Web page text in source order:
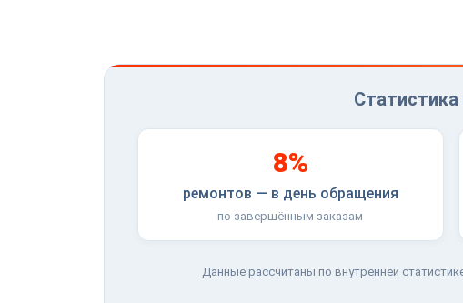
8%
ремонтов — в день обращения
по завершённым заказам
Данные рассчитаны по внутренней